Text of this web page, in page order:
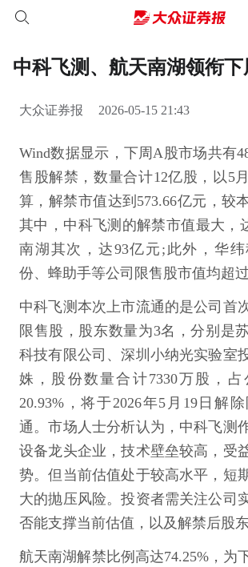
中科飞测、航天南湖领衔
大众证券报 2026-05-15 21:43
Wind数据显示，下周A股市场共有
售股解禁，数量合计12亿股，以5
算，解禁市值达到573.66亿元，较
其中，中科飞测的解禁市值最大，
南湖其次，达93亿元;此外，华
份、蜂助手等公司限售股市值均超过
中科飞测本次上市流通的是公司首
限售股，股东数量为3名，分别是
科技有限公司、深圳小纳光实验室
姝，股份数量合计7330万股，
20.93%，将于2026年5月19日解
通。市场人士分析认为，中科飞测
设备龙头企业，技术壁垒较高，受
势。但当前估值处于较高水平，短
大的抛压风险。投资者需关注公司
否能支撑当前估值，以及解禁后股东
航天南湖解禁比例高达74.25%，为